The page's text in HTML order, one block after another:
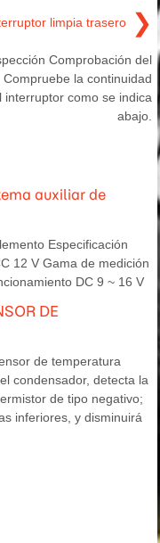
limpia trasero ❯
Comprobación del
la continuidad
como se indica
abajo.
auxiliar de
Especificación
12 V Gama de medición
DC 9 ~ 16 V
DE
de temperatura
condensador, detecta la
de tipo negativo;
inferiores, y disminuirá